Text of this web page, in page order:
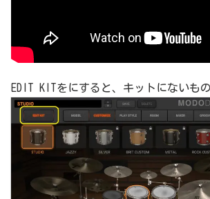
EDIT KITをにすると、キットにないも